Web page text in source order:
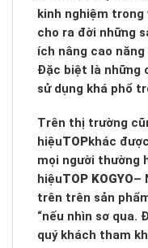
kinh nghiệm trong
cho ra đời những
ích nâng cao
Đặc biệt là những
sử dụng khá phổ
Trên thị trường
hiệuTOPkhác
mọi người thường
hiệuTOP KOGYO–
trên trên sản
“nếu nhìn sơ qua.
quý khách tham